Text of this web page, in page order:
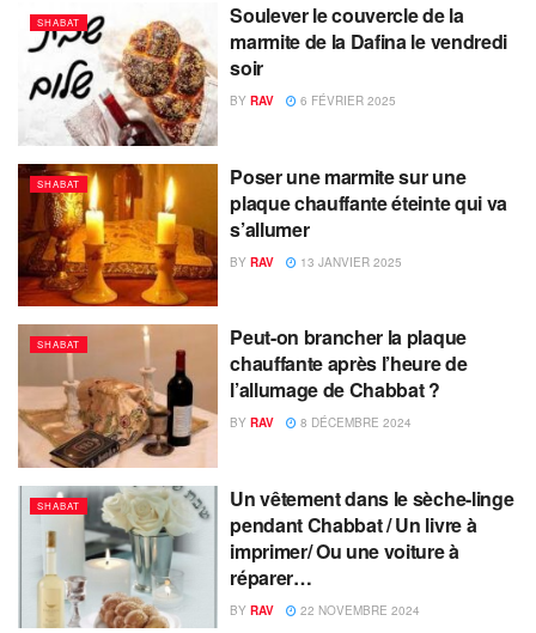
SHABAT
Soulever le couvercle de la
marmite de la Dafina le vendredi
soir
BY RAV 6 FÉVRIER 2025
SHABAT
Poser une marmite sur une
plaque chauffante éteinte qui va
s’allumer
BY RAV 13 JANVIER 2025
SHABAT
Peut-on brancher la plaque
chauffante après l’heure de
l’allumage de Chabbat ?
BY RAV 8 DÉCEMBRE 2024
SHABAT
Un vêtement dans le sèche-linge
pendant Chabbat / Un livre à
imprimer/ Ou une voiture à
réparer…
BY RAV 22 NOVEMBRE 2024